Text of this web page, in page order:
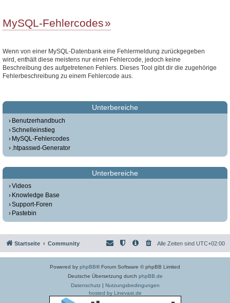
MySQL-Fehlercodes
Wenn von einer MySQL-Datenbank eine Fehlermeldung zurückgegeben
wird, enthält diese meistens nur einen Fehlercode, jedoch keine
Beschreibung des aufgetretenen Fehlers. Dieses Tool gibt dir die zugehörige
Fehlerbeschreibung zu einem Fehlercode aus.
Unterbereiche
Benutzerhandbuch
Schnelleinstieg
MySQL-Fehlercodes
.htpasswd-Generator
Unterbereiche
Videos
Knowledge Base
Support-Foren
Pastebin
Startseite Community Alle Zeiten sind UTC+02:00
Powered by phpBB® Forum Software © phpBB Limited
Deutsche Übersetzung durch phpBB.de
Datenschutz| Nutzungsbedingungen
hosted by Linevast.de